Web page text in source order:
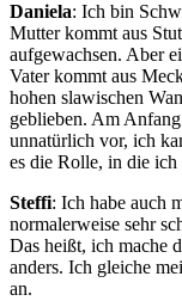
Daniela: Ich bin
Mutter kommt aus
aufgewachsen. Aber
Vater kommt aus
hohen slawischen
geblieben. Am
unnatürlich vor, ich
es die Rolle, in die ich
Steffi: Ich habe auch
normalerweise sehr
Das heißt, ich mache
anders. Ich gleiche
an.